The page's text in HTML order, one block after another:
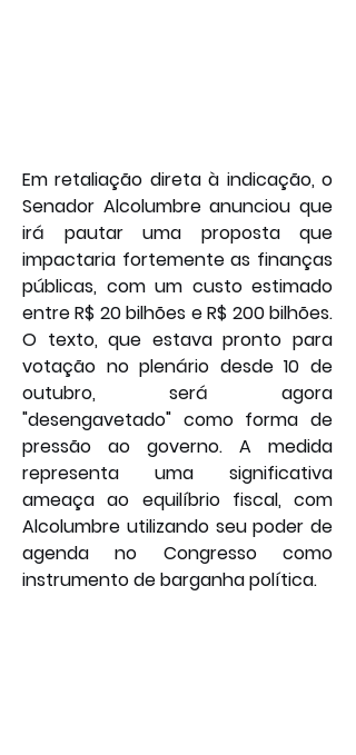
Em retaliação direta à indicação, o
Senador Alcolumbre anunciou que
irá pautar uma proposta que
impactaria fortemente as finanças
públicas, com um custo estimado
entre R$ 20 bilhões e R$ 200 bilhões.
O texto, que estava pronto para
votação no plenário desde 10 de
outubro, será agora
"desengavetado" como forma de
pressão ao governo. A medida
representa uma significativa
ameaça ao equilíbrio fiscal, com
Alcolumbre utilizando seu poder de
agenda no Congresso como
instrumento de barganha política.